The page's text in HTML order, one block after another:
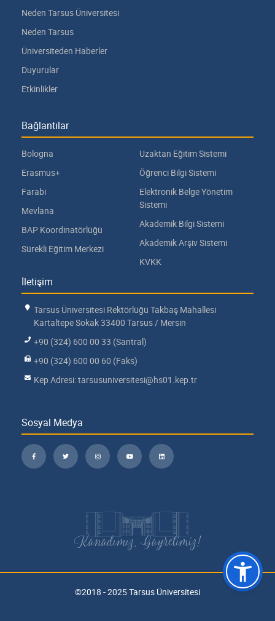
Neden Tarsus Üniversitesi
Neden Tarsus
Üniversiteden Haberler
Duyurular
Etkinlikler
Bağlantılar
Bologna
Erasmus+
Farabi
Mevlana
BAP Koordinatörlüğü
Sürekli Eğitim Merkezi
Uzaktan Eğitim Sistemi
Öğrenci Bilgi Sistemi
Elektronik Belge Yönetim
Sistemi
Akademik Bilgi Sistemi
Akademik Arşiv Sistemi
KVKK
İletişim
Tarsus Üniversitesi Rektörlüğü Takbaş Mahallesi
Kartaltepe Sokak 33400 Tarsus / Mersin
+90 (324) 600 00 33 (Santral)
+90 (324) 600 00 60 (Faks)
Kep Adresi: tarsusuniversitesi@hs01.kep.tr
Sosyal Medya
Kanadımız, Gayretimiz!
©2018 - 2025 Tarsus Üniversitesi